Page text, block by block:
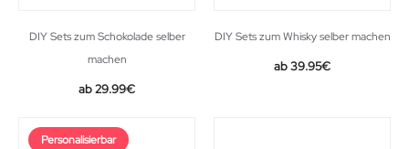
DIY Sets zum Schokolade selber
machen
29.99€
DIY Sets zum Whisky selber machen
39.95€
Personalisierbar